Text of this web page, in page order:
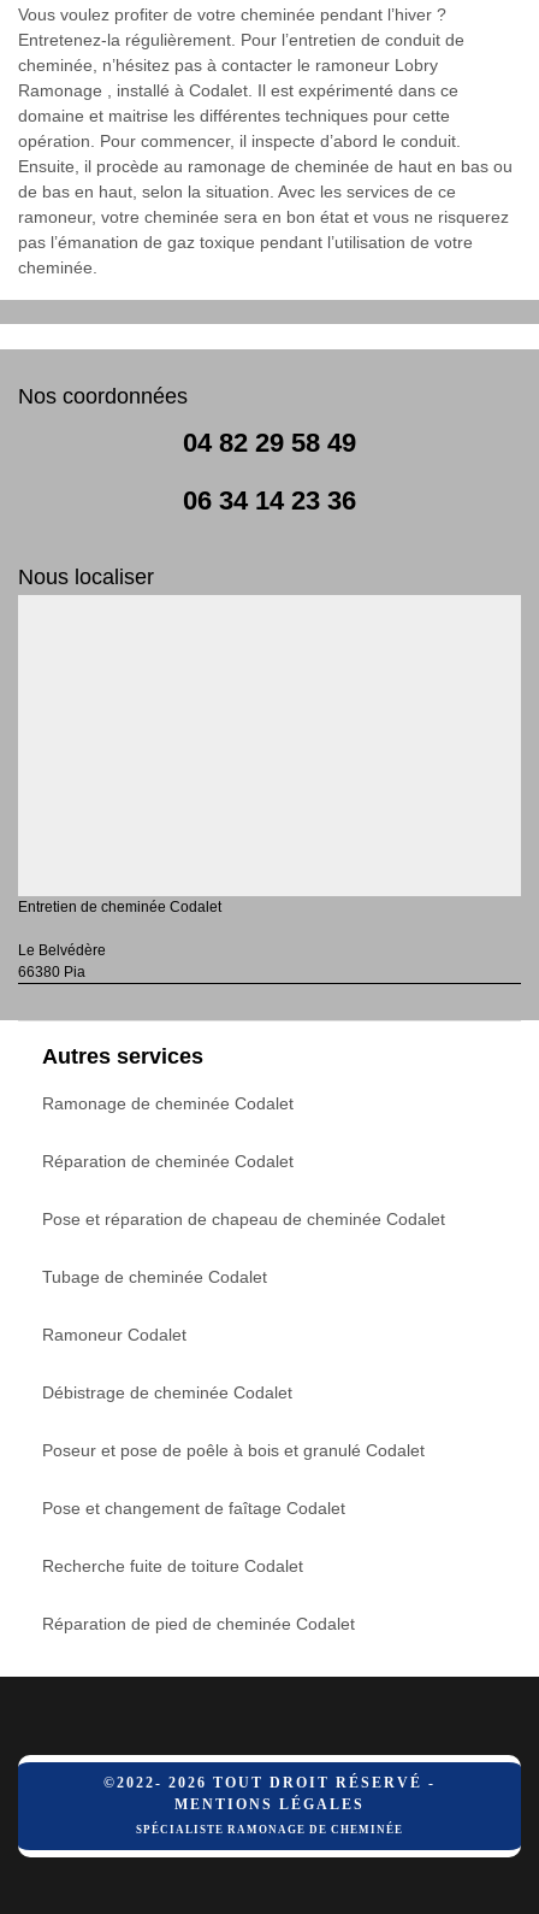
Vous voulez profiter de votre cheminée pendant l’hiver ?
Entretenez-la régulièrement. Pour l’entretien de conduit de
cheminée, n’hésitez pas à contacter le ramoneur Lobry
Ramonage , installé à Codalet. Il est expérimenté dans ce
domaine et maitrise les différentes techniques pour cette
opération. Pour commencer, il inspecte d’abord le conduit.
Ensuite, il procède au ramonage de cheminée de haut en bas ou
de bas en haut, selon la situation. Avec les services de ce
ramoneur, votre cheminée sera en bon état et vous ne risquerez
pas l’émanation de gaz toxique pendant l’utilisation de votre
cheminée.
Nos coordonnées
04 82 29 58 49
06 34 14 23 36
Nous localiser
Entretien de cheminée Codalet
Le Belvédère
66380 Pia
Autres services
Ramonage de cheminée Codalet
Réparation de cheminée Codalet
Pose et réparation de chapeau de cheminée Codalet
Tubage de cheminée Codalet
Ramoneur Codalet
Débistrage de cheminée Codalet
Poseur et pose de poêle à bois et granulé Codalet
Pose et changement de faîtage Codalet
Recherche fuite de toiture Codalet
Réparation de pied de cheminée Codalet
©2022- 2026 TOUT DROIT RÉSERVÉ -
MENTIONS LÉGALES
SPÉCIALISTE RAMONAGE DE CHEMINÉE